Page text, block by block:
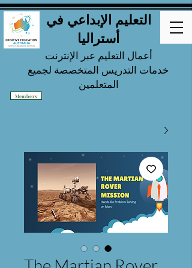
التعليم الإبداعي في
أستراليا
أعمال التعليم عبر الإنترنت
خدمات التدريس المتخصصة لجميع
المتعلمين
Members